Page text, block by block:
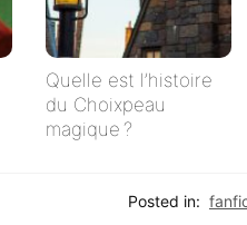
Quelle est l’histoire
du Choixpeau
magique ?
Posted in: